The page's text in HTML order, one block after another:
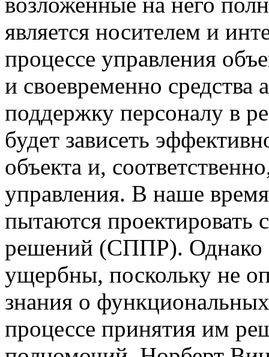
является носителем и
процессе управления
и своевременно средства
поддержку персоналу в
будет зависеть
объекта и,
управления. В наше
пытаются
решений (СППР). Однако
ущербны, поскольку не
знания о
процессе принятия им